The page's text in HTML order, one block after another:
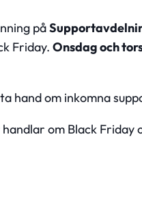
på
Friday. Onsdag och
hand om inkomna
om Black Friday